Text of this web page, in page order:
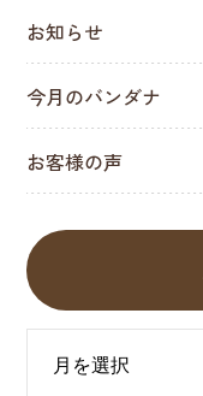
お知らせ
今月のバンダナ
お客様の声